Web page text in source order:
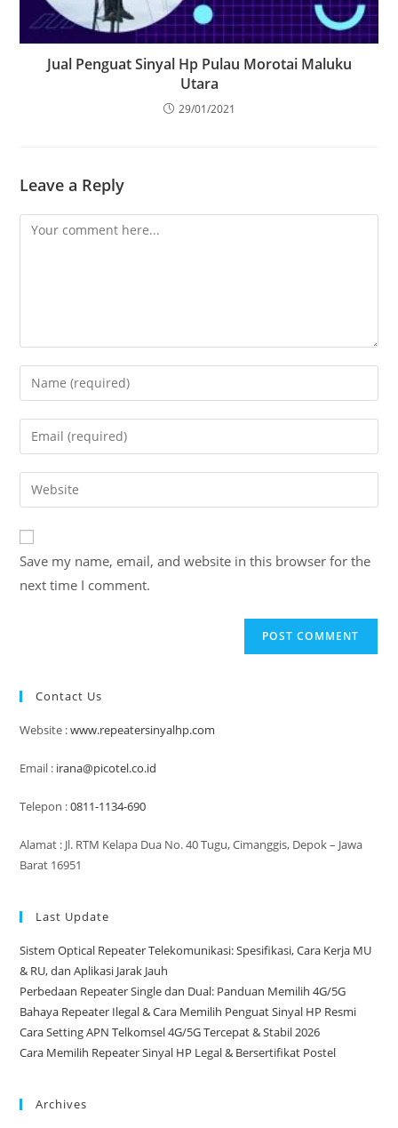
Jual Penguat Sinyal Hp Pulau Morotai Maluku
Utara
29/01/2021
Leave a Reply
Comment
Enter
your
name
comment
Enter
your
email
address
comment
Enter
your
website
URL
(optional)
Save my name, email, and website in this browser for the
next time I comment.
Contact Us
Website :www.repeatersinyalhp.com
Email : irana@picotel.co.id
Telepon :0811-1134-690
Alamat : Jl. RTM Kelapa Dua No. 40 Tugu, Cimanggis, Depok – Jawa
Barat 16951
Last Update
Sistem Optical Repeater Telekomunikasi: Spesifikasi, Cara Kerja MU
& RU, dan Aplikasi Jarak Jauh
Perbedaan Repeater Single dan Dual: Panduan Memilih 4G/5G
Bahaya Repeater Ilegal & Cara Memilih Penguat Sinyal HP Resmi
Cara Setting APN Telkomsel 4G/5G Tercepat & Stabil 2026
Cara Memilih Repeater Sinyal HP Legal & Bersertifikat Postel
Archives